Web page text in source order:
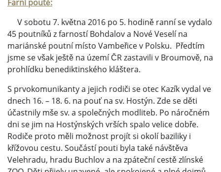
Farní poutě:
V sobotu 7. května 2016 po 5. hodině ranní se vydalo
45 poutníků z farností Bohdalov a Nové Veselí na
mariánské poutní místo Vambeřice v Polsku. Předtím
jsme se však ještě na území ČR zastavili v Broumově, na
prohlídku benediktinského kláštera.
S prvokomunikanty a jejich rodiči se otec Kazík vydal ve
dnech 16. – 18. 6. na pouť na sv. Hostýn. Zde se děti
účastnily mše sv. a společných modliteb. Po náročném
dni se jim na Hostýnských vrších spalo velice dobře.
Rodiče proto měli možnost projít si okolí baziliky i
křížovou cestu. Součástí pouti byla také návštěva
Velehradu, hradu Buchlov a na zpáteční cestě zlínské